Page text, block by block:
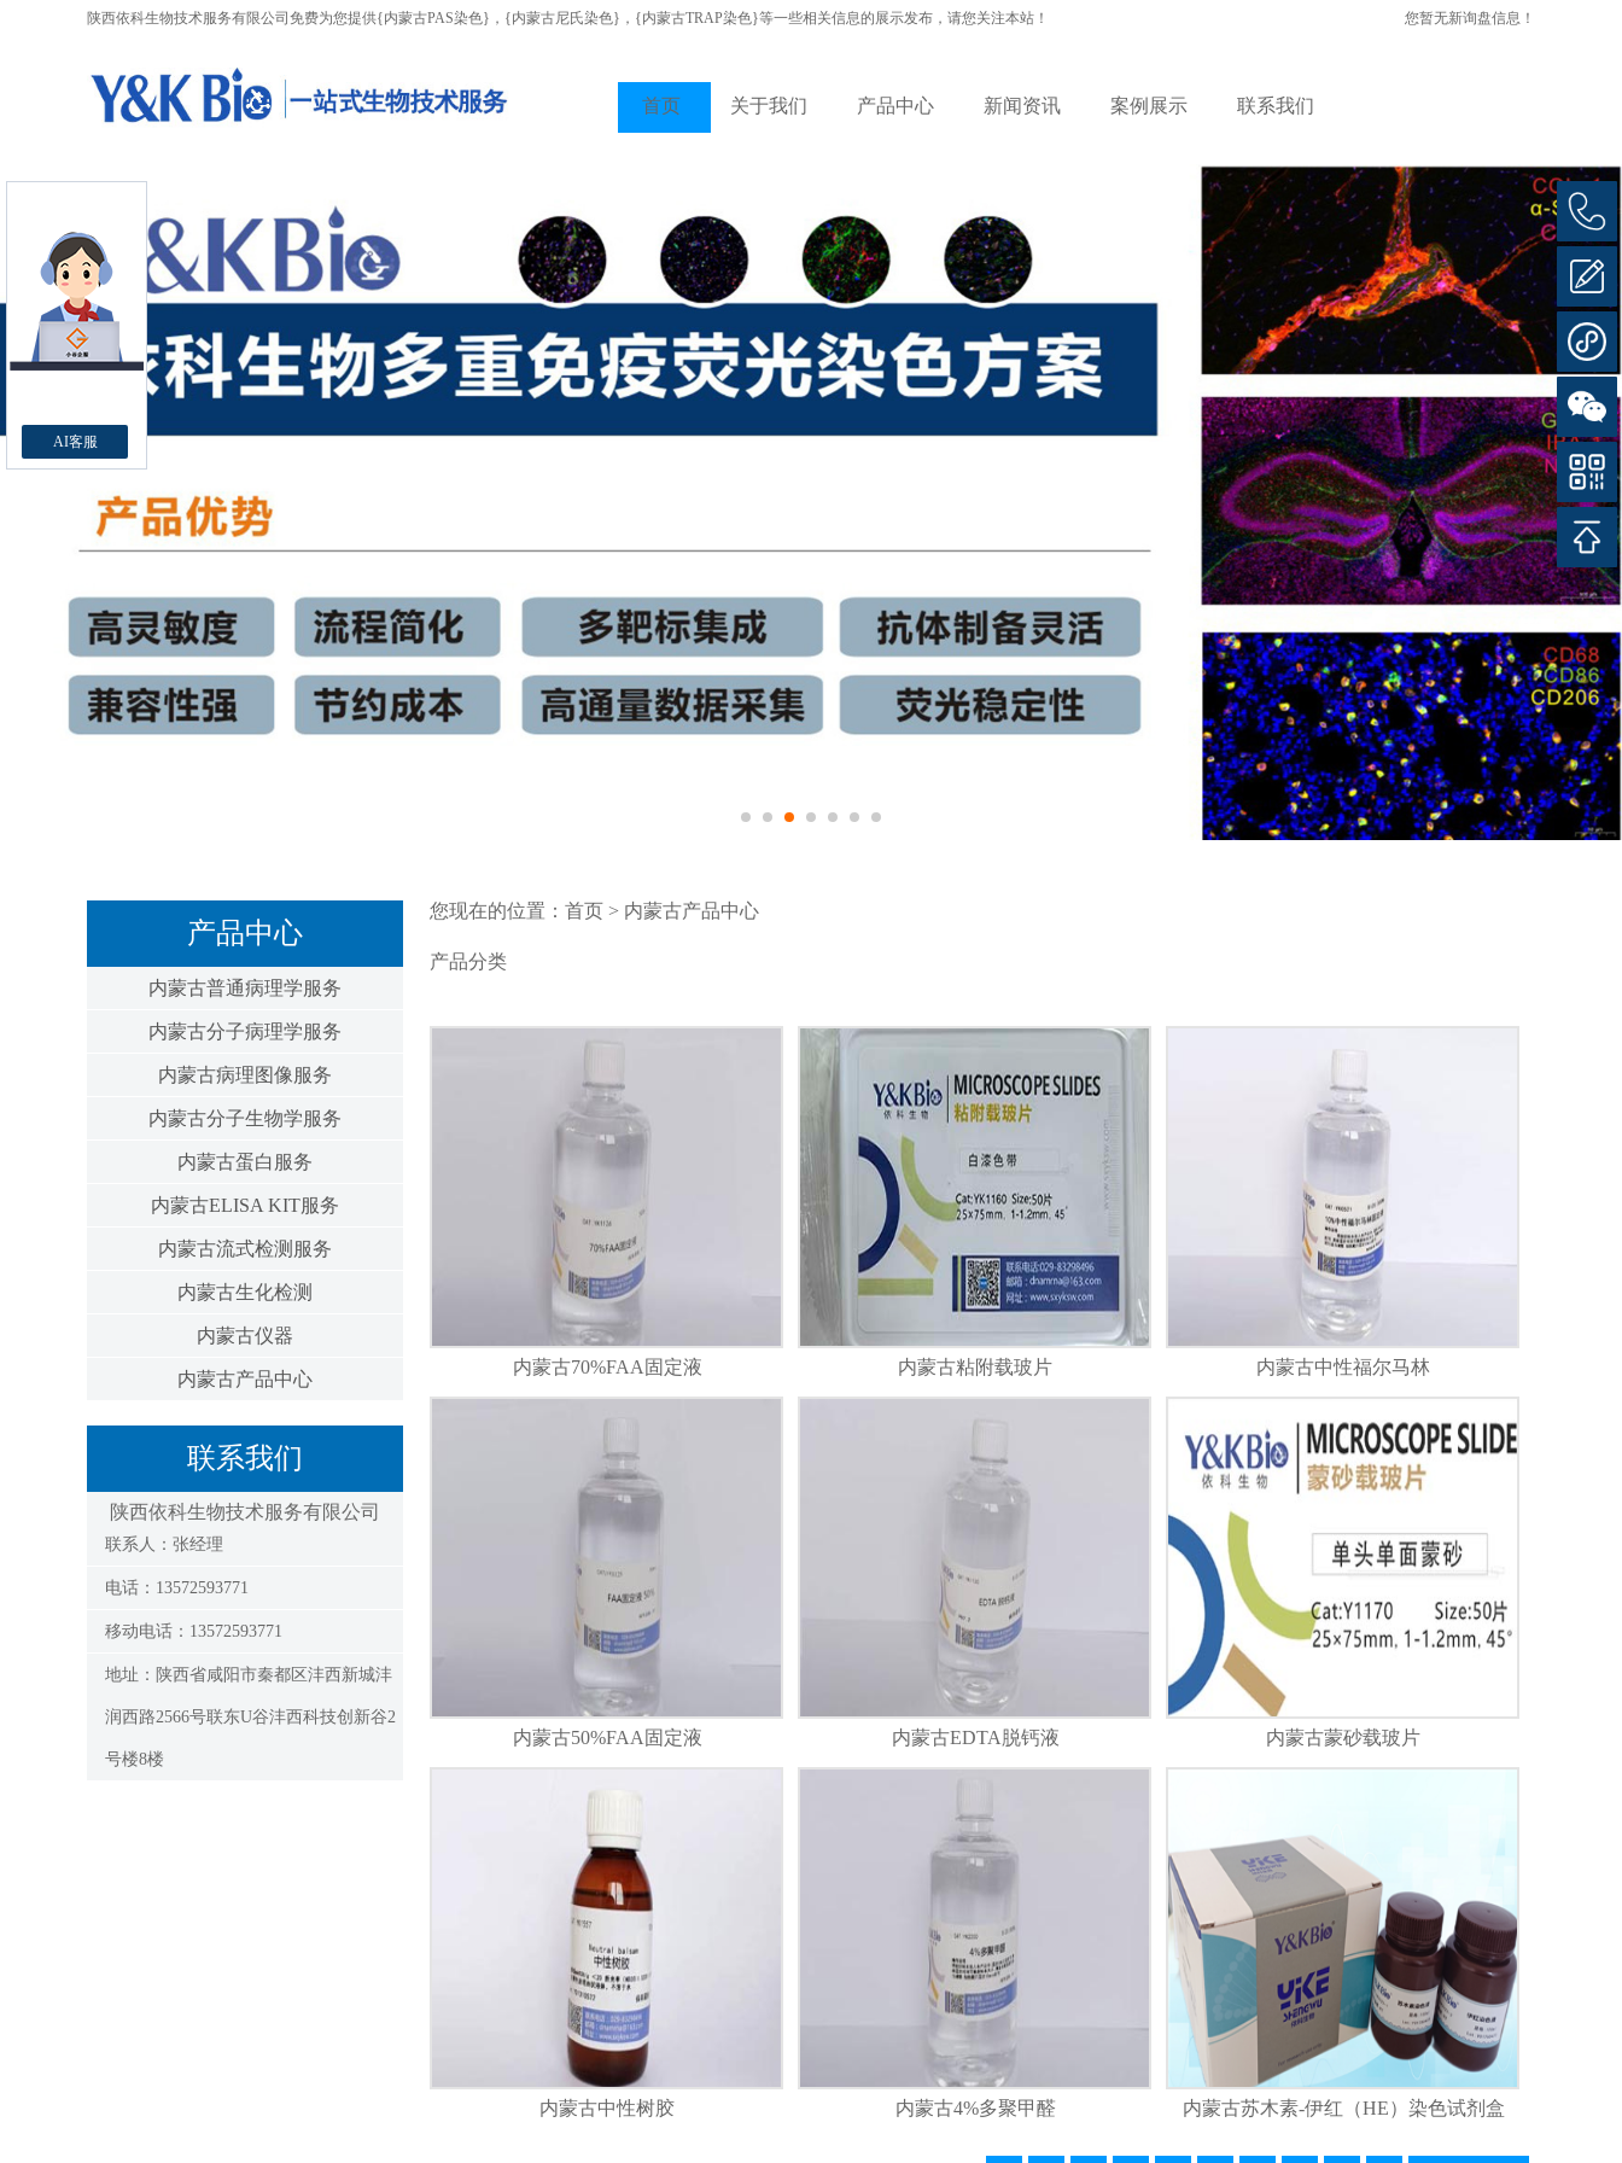
陕西依科生物技术服务有限公司免费为您提供{内蒙古PAS染色} ，{内蒙古尼氏染色}，{内蒙古TRAP染色}等一些相关信息的展示发布，请您关注本站！ 您暂无新询盘信息！
首页 关于我们 产品中心 新闻资讯 案例展示 联系我们
产品中心
内蒙古普通病理学服务
内蒙古分子病理学服务
内蒙古病理图像服务
内蒙古分子生物学服务
内蒙古蛋白服务
内蒙古ELISA KIT服务
内蒙古流式检测服务
内蒙古生化检测
内蒙古仪器
内蒙古产品中心
联系我们
陕西依科生物技术服务有限公司
联系人：张经理
电话：13572593771
移动电话：13572593771
地址：陕西省咸阳市秦都区沣西新城沣
润西路2566号联东U谷沣西科技创新谷2
号楼8楼
您现在的位置： 首页 > 内蒙古产品中心
产品分类
内蒙古70%FAA固定液 内蒙古粘附载玻片 内蒙古中性福尔马林
内蒙古50%FAA固定液 内蒙古EDTA脱钙液 内蒙古蒙砂载玻片
内蒙古中性树胶 内蒙古4%多聚甲醛 内蒙古苏木素-伊红（HE）染色试剂盒
AI客服